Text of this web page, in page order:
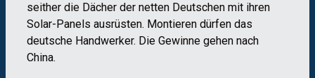
seither die Dächer der netten Deutschen mit ihren
Solar-Panels ausrüsten. Montieren dürfen das
deutsche Handwerker. Die Gewinne gehen nach
China.